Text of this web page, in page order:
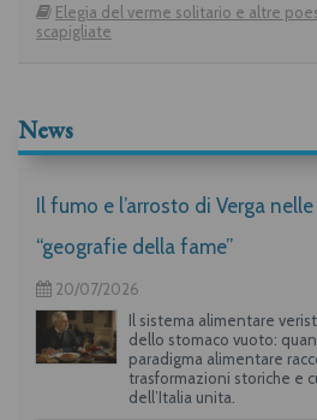
Elegia del verme solitario e altre
scapigliate
News
Il fumo e l’arrosto di Verga nelle
“geografie della fame”
20/07/2026
Il sistema alimentare
dello stomaco vuoto:
paradigma alimentare
trasformazioni storiche e
dell’Italia unita.